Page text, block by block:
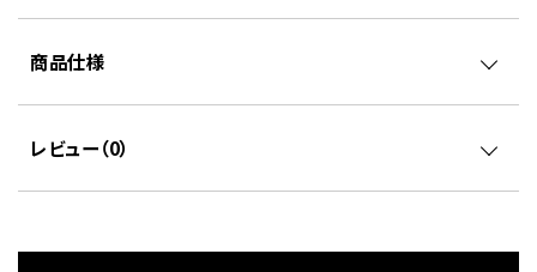
商品仕様
レビュー（0）